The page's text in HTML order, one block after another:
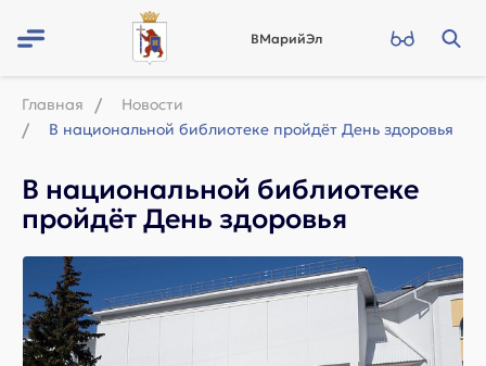
ВМарийЭл
Главная
Новости
В национальной библиотеке пройдёт День здоровья
В национальной библиотеке
пройдёт День здоровья